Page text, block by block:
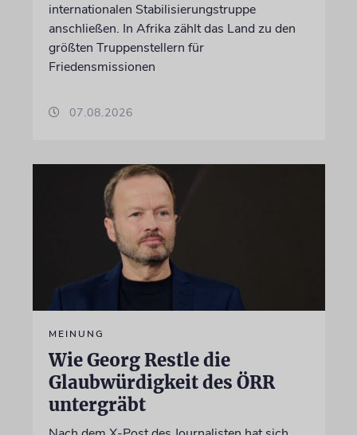
internationalen Stabilisierungstruppe
anschließen. In Afrika zählt das Land zu den
größten Truppenstellern für
Friedensmissionen
07.08.2026
MEINUNG
Wie Georg Restle die
Glaubwürdigkeit des ÖRR
untergräbt